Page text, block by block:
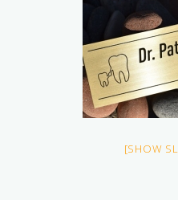
[SHOW